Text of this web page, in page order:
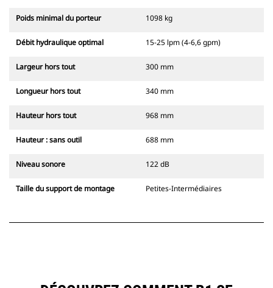
Poids minimal du porteur 1098 kg
Débit hydraulique optimal 15-25 lpm (4-6,6 gpm)
Largeur hors tout 300 mm
Longueur hors tout 340 mm
Hauteur hors tout 968 mm
Hauteur : sans outil 688 mm
Niveau sonore 122 dB
Taille du support de montage Petites-Intermédiaires